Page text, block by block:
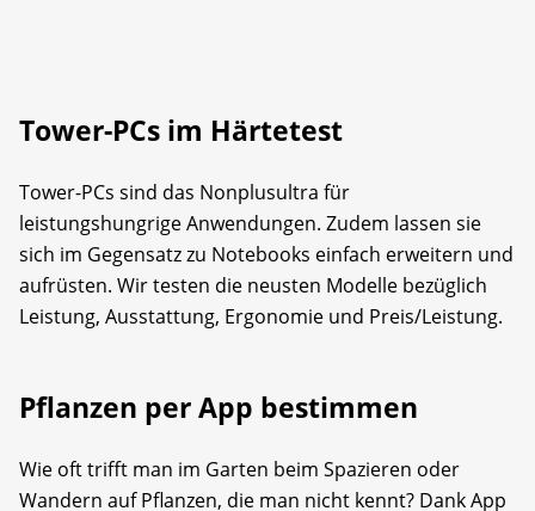
Tower-PCs im Härtetest
Tower-PCs sind das Nonplusultra für
leistungshungrige Anwendungen. Zudem lassen sie
sich im Gegensatz zu Notebooks einfach erweitern und
aufrüsten. Wir testen die neusten Modelle bezüglich
Leistung, Ausstattung, Ergonomie und Preis/Leistung.
Pflanzen per App bestimmen
Wie oft trifft man im Garten beim Spazieren oder
Wandern auf Pflanzen, die man nicht kennt? Dank App